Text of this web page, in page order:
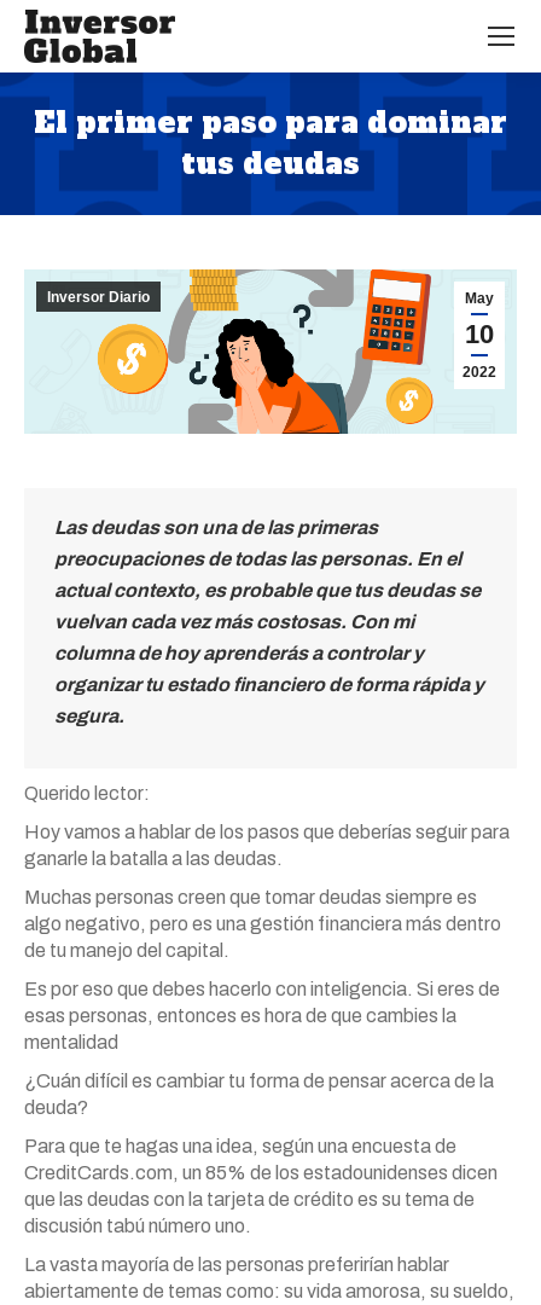
El primer paso para dominar
tus deudas
Estás aquí:
May
10
2022
Inversor Diario
Las deudas son una de las primeras
preocupaciones de todas las personas. En el
actual contexto, es probable que tus deudas se
vuelvan cada vez más costosas. Con mi
columna de hoy aprenderás a controlar y
organizar tu estado financiero de forma rápida y
segura.
Querido lector:
Hoy vamos a hablar de los pasos que deberías seguir para
ganarle la batalla a las deudas.
Muchas personas creen que tomar deudas siempre es
algo negativo, pero es una gestión financiera más dentro
de tu manejo del capital.
Es por eso que debes hacerlo con inteligencia. Si eres de
esas personas, entonces es hora de que cambies la
mentalidad
¿Cuán difícil es cambiar tu forma de pensar acerca de la
deuda?
Para que te hagas una idea, según una encuesta de
CreditCards.com, un 85% de los estadounidenses dicen
que las deudas con la tarjeta de crédito es su tema de
discusión tabú número uno.
La vasta mayoría de las personas preferirían hablar
abiertamente de temas como: su vida amorosa, su sueldo,